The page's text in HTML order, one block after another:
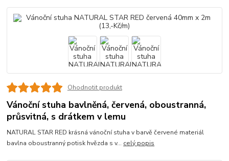
Ohodnotit produkt
Vánoční stuha bavlněná, červená, oboustranná,
průsvitná, s drátkem v lemu
NATURAL STAR RED krásná vánoční stuha v barvě červené materiál
bavlna oboustranný potisk hvězda s v... celý popis